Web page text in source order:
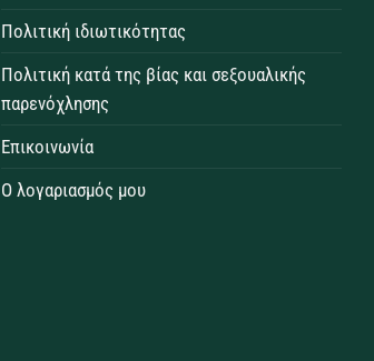
Πολιτική ιδιωτικότητας
Πολιτική κατά της βίας και σεξουαλικής
παρενόχλησης
Επικοινωνία
Ο λογαριασμός μου